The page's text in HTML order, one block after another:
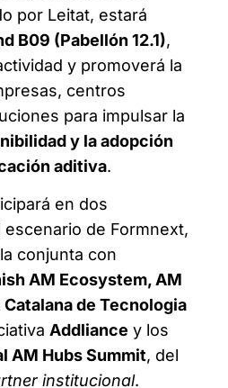
por Leitat, estará
B09 (Pabellón 12.1),
y promoverá la
centros
para impulsar la
y la adopción
aditiva.
en dos
de Formnext,
conjunta con
AM Ecosystem, AM
de Tecnologia
Addliance y los
AM Hubs Summit, del
institucional.